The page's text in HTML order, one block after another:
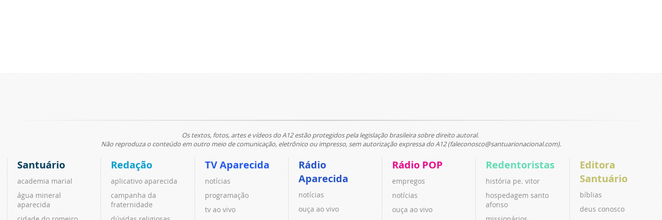
Os textos, fotos, artes e vídeos do A12 estão protegidos pela legislação brasileira sobre direito autoral.
Não reproduza o conteúdo em outro meio de comunicação, eletrônico ou impresso, sem autorização expressa do A12 (faleconosco@santuarionacional.com).
Santuário
academia marial
água mineral
aparecida
Redação
aplicativo aparecida
campanha da
fraternidade
TV Aparecida
notícias
programação
tv ao vivo
Rádio
Aparecida
notícias
ouça ao vivo
Rádio POP
empregos
notícias
ouça ao vivo
Redentoristas
história pe. vitor
hospedagem santo
afonso
Editora
Santuário
bíblias
deus conosco